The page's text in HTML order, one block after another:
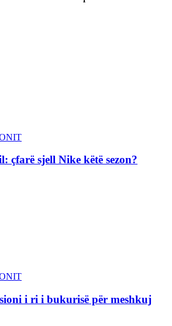
çfarë sjell Nike këtë sezon?
i ri i bukurisë për meshkuj